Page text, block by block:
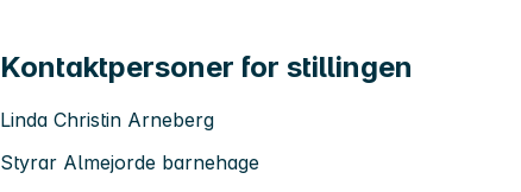
Kontaktpersoner for stillingen
Linda Christin Arneberg
Styrar Almejorde barnehage